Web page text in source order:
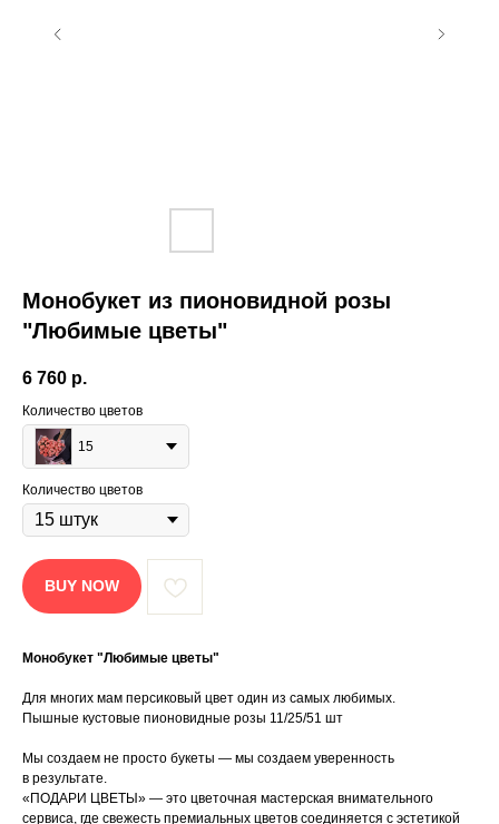
Монобукет из пионовидной розы
"Любимые цветы"
6 760 р.
Количество цветов
15
Количество цветов
BUY NOW
Монобукет "Любимые цветы"
Для многих мам персиковый цвет один из самых любимых.
Пышные кустовые пионовидные розы 11/25/51 шт
Мы создаем не просто букеты — мы создаем уверенность
в результате.
«ПОДАРИ ЦВЕТЫ» — это цветочная мастерская внимательного
сервиса, где свежесть премиальных цветов соединяется с эстетикой